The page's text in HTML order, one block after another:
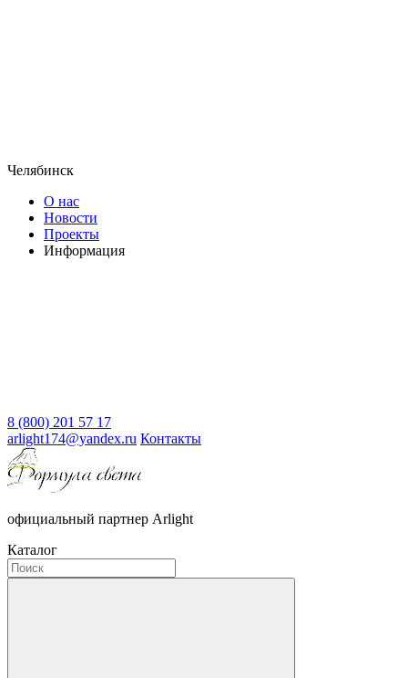
Челябинск
О нас
Новости
Проекты
Информация
8 (800) 201 57 17
arlight174@yandex.ru Контакты
официальный партнер Arlight
Каталог